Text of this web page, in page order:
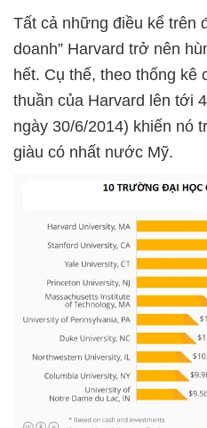
Tất cả những điều kể trên
doanh” Harvard trở nên
hết. Cụ thể, theo thống kê
thuần của Harvard lên tới
ngày 30/6/2014) khiến nó
giàu có nhất nước Mỹ.